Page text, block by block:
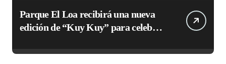
Parque El Loa recibirá una nueva
edición de “Kuy Kuy” para celebrar